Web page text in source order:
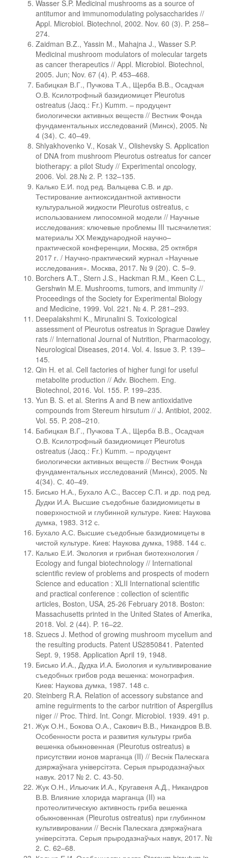
Wasser S.P. Medicinal mushrooms as a source of
antitumor and immunomodulating polysaccharides //
Appl. Microbiol. Biotechnol, 2002. Nov. 60 (3). P. 258–
274.
Zaidman B.Z., Yassin M., Mahajna J., Wasser S.P.
Medicinal mushroom modulators of molecular targets
as cancer therapeutics // Appl. Microbiol. Biotechnol,
2005. Jun; Nov. 67 (4). P. 453–468.
Бабицкая В.Г., Пучкова Т.А., Щерба В.В., Осадчая
О.В. Ксилотрофный базидиомицет Pleurotus
ostreatus (Jacq.: Fr.) Kumm. – продуцент
биологически активных веществ // Вестник Фонда
фундаментальных исследований (Минск), 2005. №
4 (34). С. 40–49.
Shlyakhovenko V., Kosak V., Olishevsky S. Application
of DNA from mushroom Pleurotus ostreatus for cancer
biotherapy: a pilot Study // Experimental oncology,
2006. Vol. 28.№ 2. P. 132–135.
Калько Е.И. под ред. Вальцева С.В. и др.
Тестирование антиоксидантной активности
культуральной жидкости Pleurotus ostreatus, с
использованием липосомной модели // Научные
исследования: ключевые проблемы III тысячилетия:
материалы ХХ Международной научно–
практической конференции, Москва, 25 октября
2017 г. / Научно-практический журнал «Научные
исследования». Москва, 2017. № 9 (20). С. 5–9.
Borchers A.T., Stern J.S., Hackman R.M., Keen C.L.,
Gershwin M.E. Mushrooms, tumors, and immunity //
Proceedings of the Society for Experimental Biology
and Medicine, 1999. Vol. 221. № 4. P. 281–293.
Deepalakshmi K., Mirunalini S. Toxicological
assessment of Pleurotus ostreatus in Sprague Dawley
rats // International Journal of Nutrition, Pharmacology,
Neurological Diseases, 2014. Vol. 4. Issue 3. P. 139–
145.
Qin H. et al. Cell factories of higher fungi for useful
metabolite production // Adv. Biochem. Eng.
Biotechnol, 2016. Vol. 155. P. 199–235.
Yun B. S. et al. Sterins A and B new antioxidative
compounds from Stereum hirsutum // J. Antibiot, 2002.
Vol. 55. P. 208–210.
Бабицкая В.Г., Пучкова Т.А., Щерба В.В., Осадчая
О.В. Ксилотрофный базидиомицет Pleurotus
ostreatus (Jacq.: Fr.) Kumm. – продуцент
биологически активных веществ // Вестник Фонда
фундаментальных исследований (Минск), 2005. №
4(34). С. 40–49.
Бисько Н.А., Бухало А.С., Вассер С.П. и др. под ред.
Дудки И.А. Высшие съедобные базидиомицеты в
поверхностной и глубинной культуре. Киев: Наукова
думка, 1983. 312 с.
Бухало А.С. Высшие съедобные базидиомицеты в
чистой культуре. Киев: Наукова думка, 1988. 144 с.
Калько Е.И. Экология и грибная биотехнология /
Ecology and fungal biotechnology // International
scientific review of problems and prospects of modern
Science and education : XLII International scientific
and practical conference : collection of scientific
articles, Boston, USA, 25-26 February 2018. Boston:
Massachusetts printed in the United States of Amerika,
2018. Vol. 2 (44). P. 16–22.
Szuecs J. Method of growing mushroom mycelium and
the resulting products. Patent US2850841. Patented
Sept. 9, 1958. Application April 19, 1948.
Бисько И.А., Дудка И.А. Биология и культивирование
съедобных грибов рода вешенка: монография.
Киев: Наукова думка, 1987. 148 с.
Steinberg R.A. Relation of accessory substance and
amine reguirments to the carbor nutrition of Aspergillus
niger // Proc. Third. Int. Congr. Microbiol. 1939. 491 p.
Жук О.Н., Бокова О.А., Сакович В.В., Никандров В.В.
Особенности роста и развития культуры гриба
вешенка обыкновенная (Pleurotus ostreatus) в
присутствии ионов марганца (II) // Веснік Палескага
дзяржаўнага універсітэта. Серыя прыродазнаўчых
навук. 2017 № 2. С. 43-50.
Жук О.Н., Ильючик И.А., Кругавеня А.Д., Никандров
В.В. Влияние хлорида марганца (II) на
протеолитическую активность гриба вешенка
обыкновенная (Pleurotus ostreatus) при глубинном
культивировании // Веснік Палескага дзяржаўнага
універсітэта. Серыя прыродазнаўчых навук, 2017. №
2. С. 62–68.